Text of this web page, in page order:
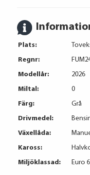
Plats:
Regnr:
Modellår:
2026
Miltal:
0
Färg:
Grå
Drivmedel:
Växellåda:
Kaross:
Miljöklassad:
Euro 6